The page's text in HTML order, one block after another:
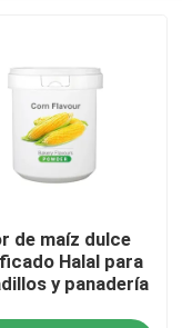
de maíz dulce
Halal para
y panadería